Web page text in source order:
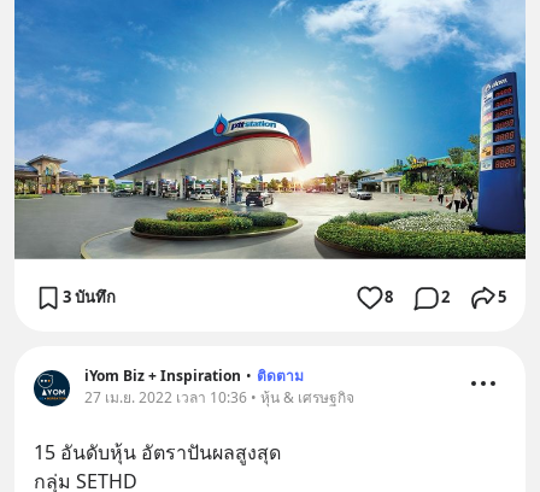
3 บันทึก 8 2 5
iYom Biz + Inspiration • ติดตาม
27 เม.ย. 2022 เวลา 10:36 • หุ้น & เศรษฐกิจ
15 อันดับหุ้น อัตราปันผลสูงสุด
กลุ่ม SETHD